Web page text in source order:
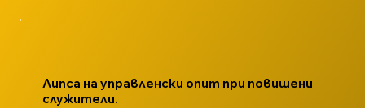
Липса на управленски опит при повишени
служители.